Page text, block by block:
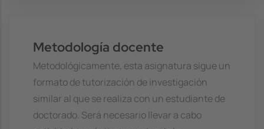
Metodología docente
Metodológicamente, esta asignatura sigue un
formato de tutorización de investigación
similar al que se realiza con un estudiante de
doctorado. Será necesario llevar a cabo